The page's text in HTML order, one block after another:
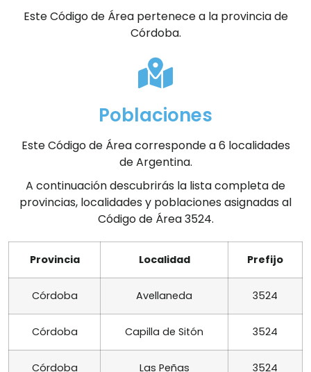
Este Código de Área pertenece a la provincia de
Córdoba.
Poblaciones
Este Código de Área corresponde a 6 localidades
de Argentina.
A continuación descubrirás la lista completa de
provincias, localidades y poblaciones asignadas al
Código de Área 3524.
Provincia Localidad Prefijo
Córdoba Avellaneda 3524
Córdoba Capilla de Sitón 3524
Córdoba Las Peñas 3524